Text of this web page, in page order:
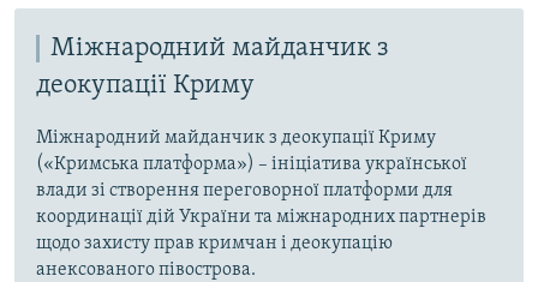
Міжнародний майданчик з
деокупації Криму
Міжнародний майданчик з деокупації Криму
(«Кримська платформа») – ініціатива української
влади зі створення переговорної платформи для
координації дій України та міжнародних партнерів
щодо захисту прав кримчан і деокупацію
анексованого півострова.